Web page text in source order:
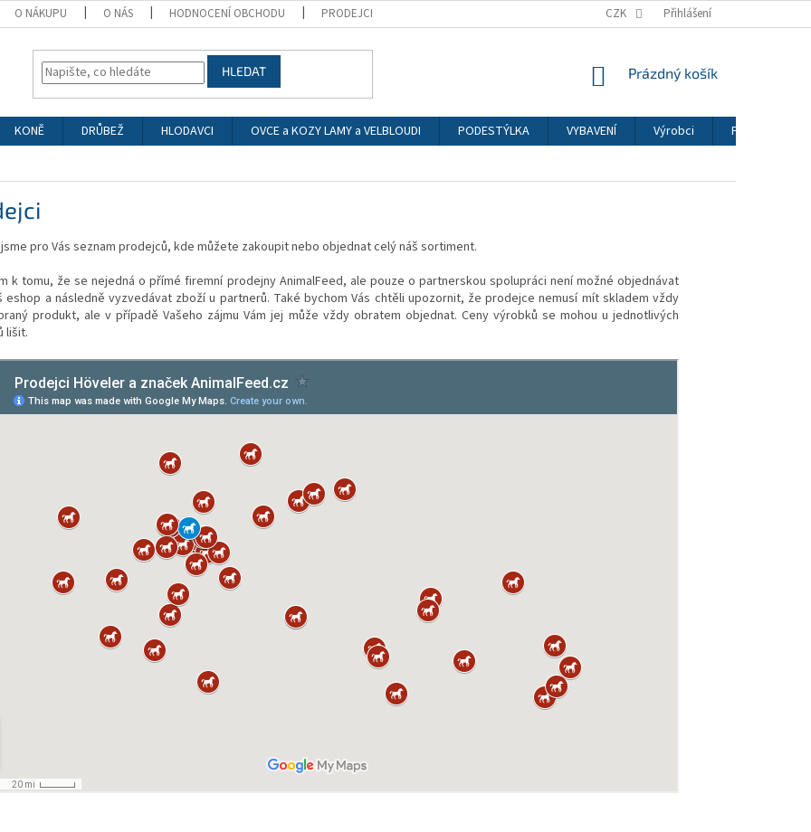
O NÁKUPU O NÁS HODNOCENÍ OBCHODU PRODEJCI CZK Přihlášení
HLEDAT
NÁKUPNÍ
Prázdný košík
KONĚ DRŮBEŽ HLODAVCI OVCE a KOZY LAMY a VELBLOUDI PODESTÝLKA VYBAVENÍ Výrobci PSI
pro Vás seznam prodejců, kde můžete zakoupit nebo objednat celý náš sortiment.
k tomu, že se nejedná o přímé firemní prodejny AnimalFeed, ale pouze o partnerskou spolupráci není možné objednávat
eshop a následně vyzvedávat zboží u partnerů. Také bychom Vás chtěli upozornit, že prodejce nemusí mít skladem vždy
produkt, ale v případě Vašeho zájmu Vám jej může vždy obratem objednat. Ceny výrobků se mohou u jednotlivých
lišit.